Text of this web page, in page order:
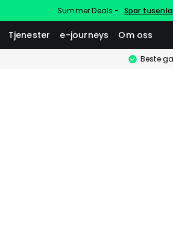
Summer Deals - Spar
Tjenester e-journeys Om oss
Beste